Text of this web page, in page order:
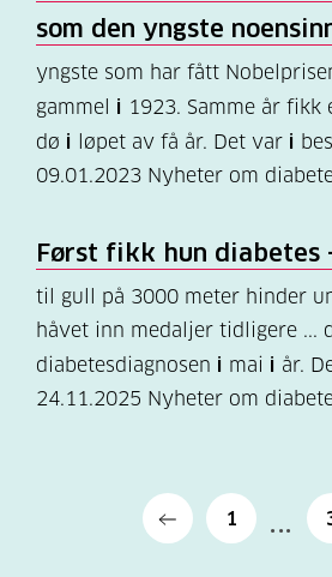
som den yngste
yngste som har fått
gammel i 1923. Samme år fikk
dø i løpet av få år. Det var i
09.01.2023 Nyheter om
Først fikk hun diabetes
til gull på 3000 meter hinder
håvet inn medaljer tidligere ...
diabetesdiagnosen i mai i år.
24.11.2025 Nyheter om
1